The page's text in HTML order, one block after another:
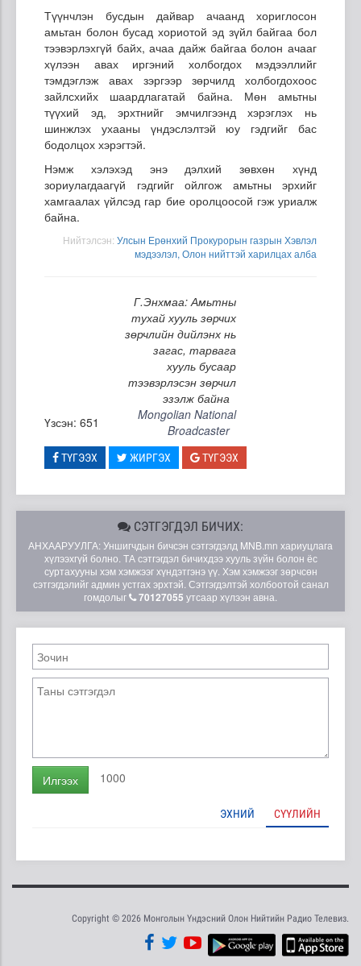
Түүнчлэн бусдын дайвар ачаанд хориглосон
амьтан болон бусад хориотой эд зүйл байгаа бол
тээвэрлэхгүй байх, ачаа дайж байгаа болон ачааг
хүлээн авах иргэний холбогдох мэдээллийг
тэмдэглэж авах зэргээр зөрчилд холбогдохоос
зайлсхийх шаардлагатай байна. Мөн амьтны
түүхий эд, эрхтнийг эмчилгээнд хэрэглэх нь
шинжлэх ухааны үндэслэлтэй юу гэдгийг бас
бодолцох хэрэгтэй.
Нэмж хэлэхэд энэ дэлхий зөвхөн хүнд
зориулагдаагүй гэдгийг ойлгож амьтны эрхийг
хамгаалах үйлсэд гар бие оролцоосой гэж уриалж
байна.
Нийтэлсэн: Улсын Ерөнхий Прокурорын газрын Хэвлэл
мэдээлэл, Олон нийттэй харилцах алба
Г.Энхмаа: Амьтны
тухай хууль зөрчих
зөрчлийн дийлэнх нь
загас, тарвага
хууль бусаар
тээвэрлэсэн зөрчил
эзэлж байна
Үзсэн: 651
Mongolian National
Broadcaster
ТҮГЭЭХ ЖИРГЭХ ТҮГЭЭХ
СЭТГЭГДЭЛ БИЧИХ:
АНХААРУУЛГА: Уншигчдын бичсэн сэтгэгдэлд MNB.mn хариуцлага
хүлээхгүй болно. ТА сэтгэгдэл бичихдээ хууль зүйн болон ёс
суртахууны хэм хэмжээг хүндэтгэнэ үү. Хэм хэмжээг зөрчсөн
сэтгэгдэлийг админ устгах эрхтэй. Сэтгэгдэлтэй холбоотой санал
гомдолыг
70127055 утсаар хүлээн авна.
Илгээх 1000
ЭХНИЙ СҮҮЛИЙН
Copyright © 2026 Монголын Үндэсний Олон Нийтийн Радио Телевиз.